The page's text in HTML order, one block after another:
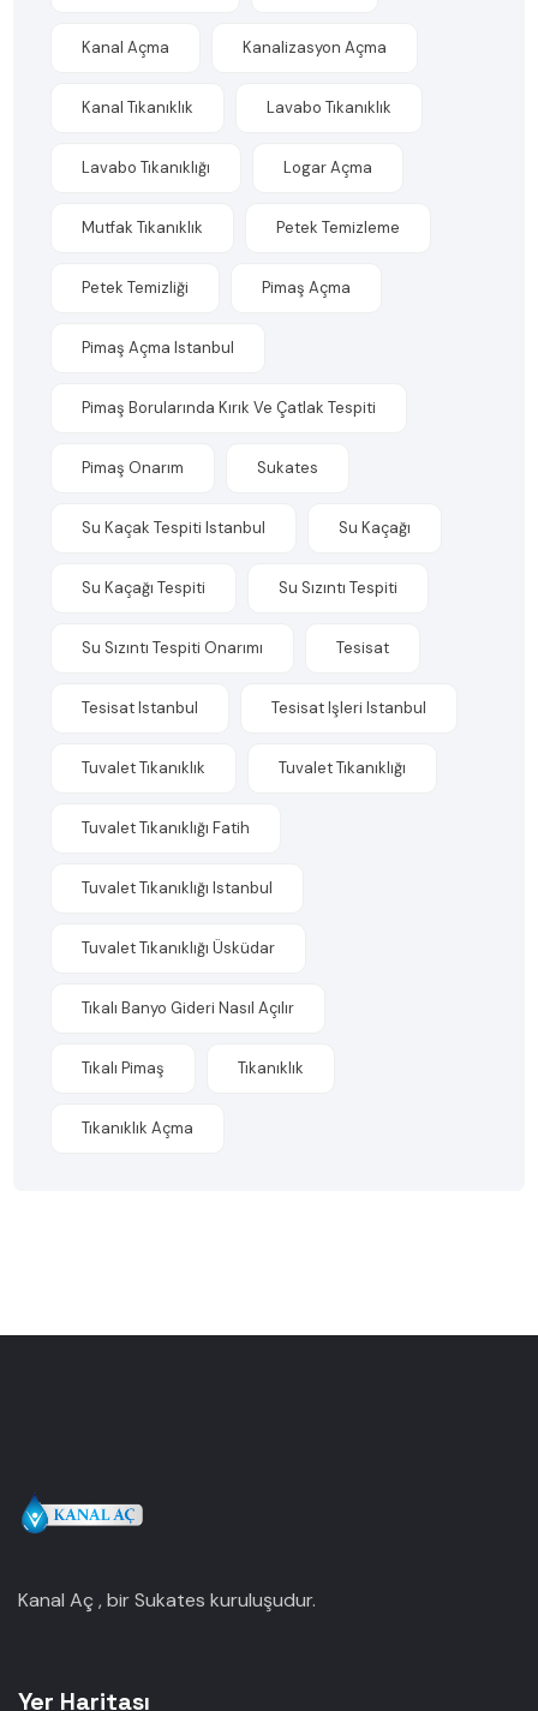
Kanal Açma Kanalizasyon Açma
Kanal Tıkanıklık Lavabo Tıkanıklık
Lavabo Tıkanıklığı Logar Açma
Mutfak Tıkanıklık Petek Temizleme
Petek Temizliği Pimaş Açma
Pimaş Açma Istanbul
Pimaş Borularında Kırık Ve Çatlak Tespiti
Pimaş Onarım Sukates
Su Kaçak Tespiti Istanbul Su Kaçağı
Su Kaçağı Tespiti Su Sızıntı Tespiti
Su Sızıntı Tespiti Onarımı Tesisat
Tesisat Istanbul Tesisat Işleri Istanbul
Tuvalet Tıkanıklık Tuvalet Tıkanıklığı
Tuvalet Tıkanıklığı Fatih
Tuvalet Tıkanıklığı Istanbul
Tuvalet Tıkanıklığı Üsküdar
Tıkalı Banyo Gideri Nasıl Açılır
Tıkalı Pimaş Tıkanıklık
Tıkanıklık Açma
Kanal Aç , bir Sukates kuruluşudur.
Yer Haritası